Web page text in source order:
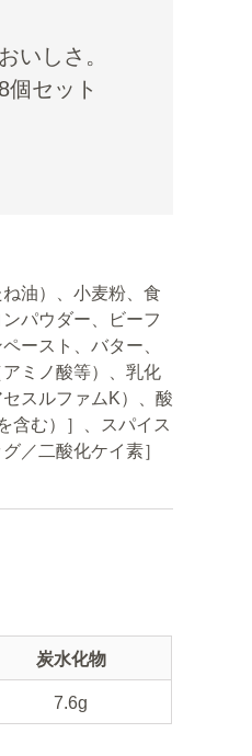
いしさ。
セット
油）、小麦粉、食
パウダー、ビーフ
ースト、バター、
ミノ酸等）、乳化
スルファムK）、酸
含む）］、スパイス
／二酸化ケイ素］
炭水化物
7.6g